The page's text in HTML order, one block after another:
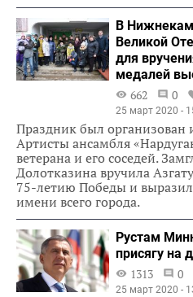
В
Великой
для
медалей
662
0
25 март 2020 -
Праздник был организован
Артисты ансамбля
ветерана и его соседей.
Долотказина вручила
75-летию Победы и
имени всего города.
Рустам
присягу на
1313
0
25 март 2020 -